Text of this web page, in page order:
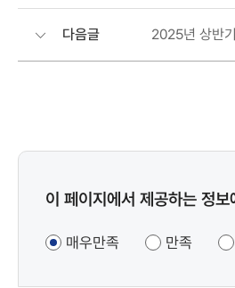
다음글 2025년 상반
콘텐츠
조사
이 페이지에서 제공하는 정
매우만족 만족